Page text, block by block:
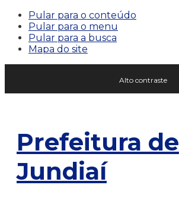
Pular para o conteúdo
Pular para o menu
Pular para a busca
Mapa do site
Alto contraste
Prefeitura de
Jundiaí